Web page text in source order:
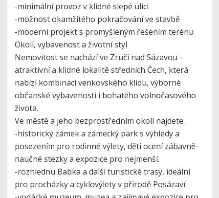
-minimální provoz v klidné slepé ulici
-možnost okamžitého pokračování ve stavbě
-moderní projekt s promyšleným řešením terénu
Okolí, vybavenost a životní styl
Nemovitost se nachází ve Zruči nad Sázavou –
atraktivní a klidné lokalitě středních Čech, která
nabízí kombinaci venkovského klidu, výborné
občanské vybavenosti i bohatého volnočasového
života.
Ve městě a jeho bezprostředním okolí najdete:
-historický zámek a zámecký park s výhledy a
posezením pro rodinné výlety, děti ocení zábavně-
naučné stezky a expozice pro nejmenší.
-rozhlednu Babka a další turistické trasy, ideální
pro procházky a cyklovýlety v přírodě Posázaví.